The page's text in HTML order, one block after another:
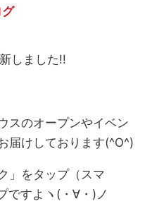
しました!!
スのオープンやイベン
届けしております(^O^)
」をタップ（スマ
すよヽ(・∀・)ノ